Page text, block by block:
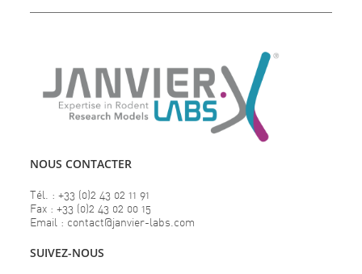
NOUS CONTACTER
Tél. : +33 (0)2 43 02 11 91
Fax : +33 (0)2 43 02 00 15
Email : contact@janvier-labs.com
SUIVEZ-NOUS